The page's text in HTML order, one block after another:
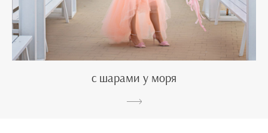
с шарами у моря